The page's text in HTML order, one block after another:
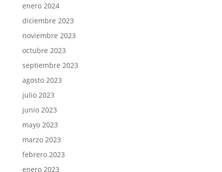
enero 2024
diciembre 2023
noviembre 2023
octubre 2023
septiembre 2023
agosto 2023
julio 2023
junio 2023
mayo 2023
marzo 2023
febrero 2023
enero 2023